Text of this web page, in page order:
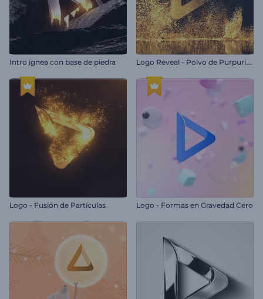
Intro ígnea con base de piedra L
ogo Reveal - Polvo de Purpurina
Logo - Fusión de Partículas Logo - Formas en Gravedad Cero